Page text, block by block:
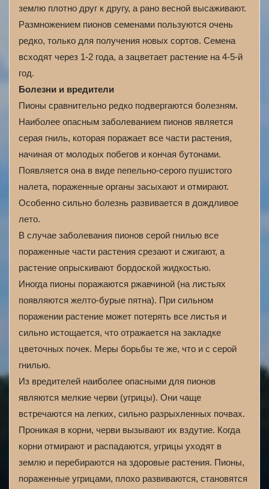
землю плотно друг к другу, а рано весной высаживают.
Размножением пионов семенами пользуются очень
редко, только для получения новых сортов. Семена
всходят через 1‑2 года, а зацветает растение на 4‑5-й
год.
Болезни и вредители
Пионы сравнительно редко подвергаются болезням.
Наиболее опасным заболеванием пионов является
серая гниль, которая поражает все части растения,
начиная от молодых побегов и кончая бутонами.
Появляется она в виде пепельно-серого пушистого
налета, пораженные органы засыхают и отмирают.
Особенно сильно болезнь развивается в дождливое
лето.
В случае заболевания пионов серой гнилью все
пораженные части растения срезают и сжигают, а
растение опрыскивают бордоской жидкостью.
Иногда пионы поражаются ржавчиной (на листьях
появляются желто-бурые пятна). При сильном
поражении растение может потерять все листья и
сильно истощается, что отражается на закладке
цветочных почек. Меры борьбы те же, что и с серой
гнилью.
Из вредителей наиболее опасными для пионов
являются мелкие черви (угрицы). Они чаще
встречаются на легких, сильно разрыхленных почвах.
Проникая в корни, черви вызывают их вздутие. Когда
корни отмирают и распадаются, угрицы уходят в
землю и перебираются на здоровые растения. Пионы,
пораженные угрицами, плохо развиваются, становятся